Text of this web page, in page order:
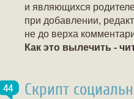
и являющихся
при добавлении,
не до верха
Как это вылечить -
Скрипт
44